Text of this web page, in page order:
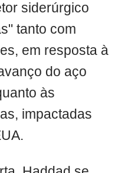
siderúrgico
tanto com
em resposta à
do aço
às
impactadas